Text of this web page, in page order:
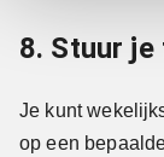
8. Stuur
Je kunt
op een